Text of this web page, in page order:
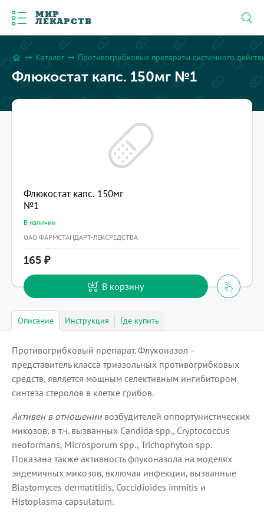
МИР
ЛЕКАРСТВ
home arrow_right_alt Каталог arrow_right_alt Противогрибковые препараты системного
Флюкостат капс. 150мг №1
Флюкостат капс. 150мг
№1
В наличии
ОАО ФАРМСТАНДАРТ-ЛЕКСРЕДСТВА
165
В корзину
Описание Инструкция Где купить
Противогрибковый препарат. Флуконазол –
представитель класса триазольных противогрибковых
средств, является мощным селективным ингибитором
синтеза стеролов в клетке грибов.
Активен в отношениивозбудителей оппортунистических
микозов, в т.ч. вызванных Candida spp., Cryptococcus
neoformans, Microsporum spp., Trichophyton spp.
Показана также активность флуконазола на моделях
эндемичных микозов, включая инфекции, вызванные
Blastomyces dermatitidis, Coccidioides immitis и
Histoplasma capsulatum.